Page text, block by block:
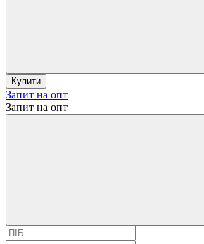
Купити
Запит на опт
Запит на опт